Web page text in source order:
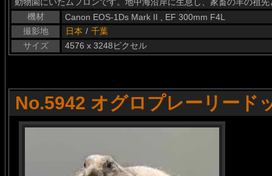
機材
Canon EOS-1Ds Mark II , EF 300mm F4L
撮影地
日本 / 千葉
サイズ
4576 x 3248ピクセル
No.5942 オグロプレーリード